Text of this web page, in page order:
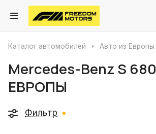
Каталог автомобилей Авто из Европы
Mercedes-Benz S
ЕВРОПЫ
Фильтр